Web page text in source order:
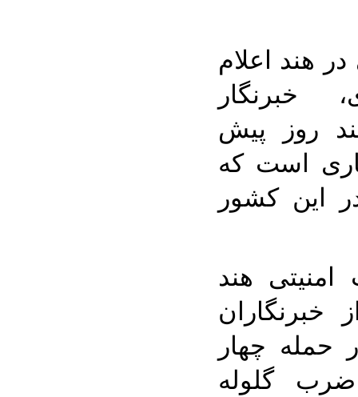
هند اعلام
خبرنگار
روز پیش
است که
این کشور
هند
خبرنگاران
چهار
گلوله